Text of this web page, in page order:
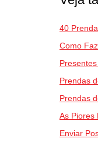
40
Como
Prendas
Prendas
As Piores
Enviar